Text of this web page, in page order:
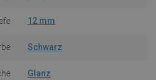
12 mm
Schwarz
Glanz